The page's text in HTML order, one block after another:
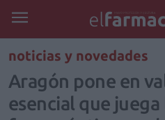
noticias y novedades
Aragón pone en
esencial que